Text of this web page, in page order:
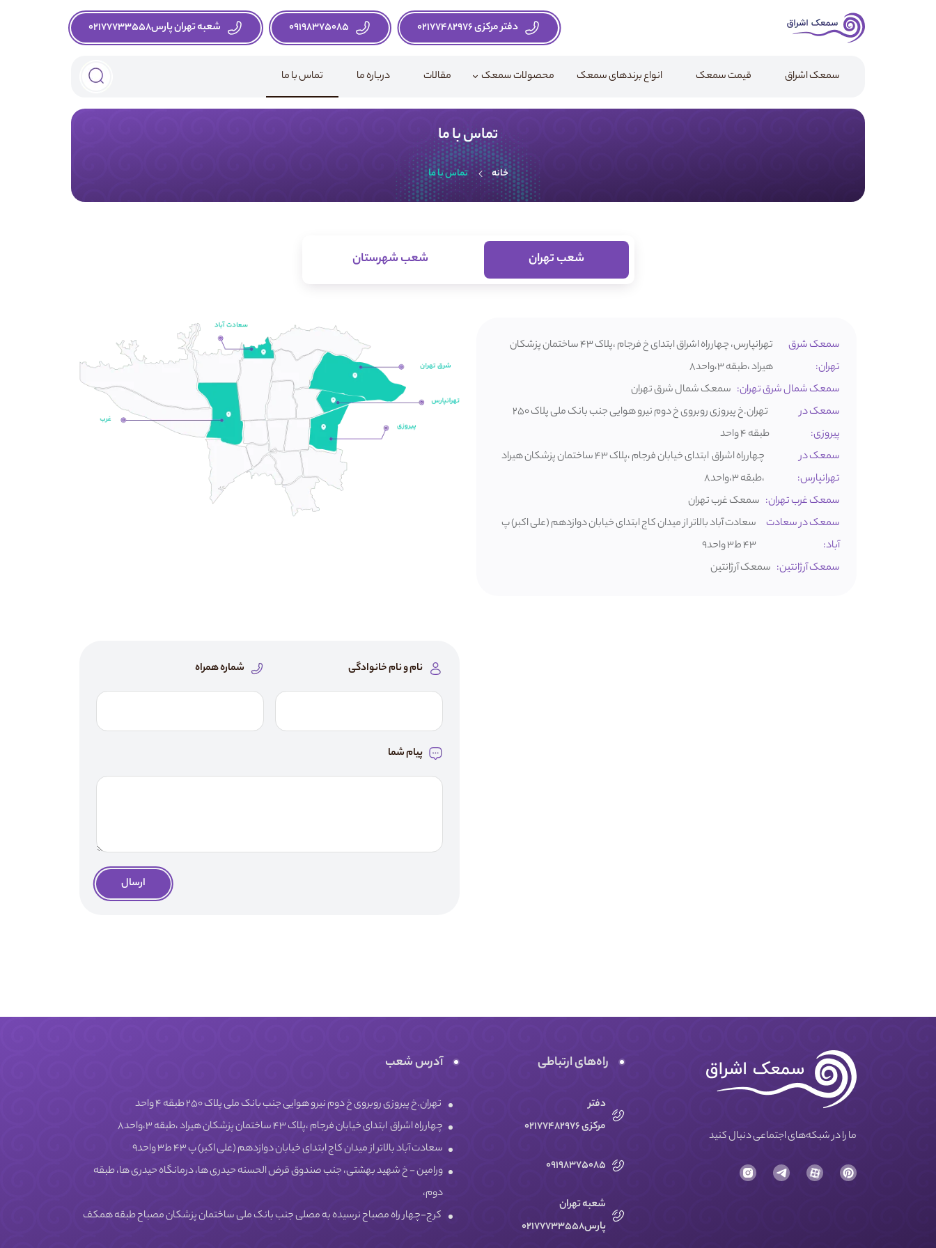
دفتر مرکزی 02177482976 09198375085 شعبه تهران پارس02177733558
سمعک اشراق قیمت سمعک انواع برندهای سمعک محصولات سمعک مقالات درباره ما تماس با ما
تماس با ما
خانه تماس با ما
شعب تهران شعب شهرستان
سمعک شرق
تهران:
تهرانپارس، چهارراه اشراق ابتدای خ فرجام ،پلاک ۴۳ ساختمان پزشکان
هیراد ،طبقه ۳،واحد۸
سمعک شمال شرق تهران: سمعک شمال شرق تهران
سمعک در
پیروزی:
تهران.خ پیروزی روبروی خ دوم نیرو هوایی جنب بانک ملی پلاک ۲۵۰
طبقه ۴ واحد
سمعک در
تهرانپارس:
چهارراه اشراق ابتدای خیابان فرجام ،پلاک ۴۳ ساختمان پزشکان هیراد
،طبقه ۳،واحد۸
سمعک غرب تهران: سمعک غرب تهران
سمعک در سعادت
آباد:
سعادت آباد بالاتر از میدان کاج ابتدای خیابان دوازدهم (علی اکبر) پ
۴۳ ط۳ واحد۹
سمعک آرژانتین: سمعک آرژانتین
نام و نام خانوادگی شماره همراه
پیام شما
ارسال
ما را در شبکه‌های اجتماعی دنبال کنید
راه‌های ارتباطی
دفتر
مرکزی 02177482976
09198375085
شعبه تهران
پارس02177733558
آدرس شعب
تهران.خ پیروزی روبروی خ دوم نیرو هوایی جنب بانک ملی پلاک ۲۵۰ طبقه ۴ واحد
چهارراه اشراق ابتدای خیابان فرجام ،پلاک ۴۳ ساختمان پزشکان هیراد ،طبقه ۳،واحد۸
سعادت آباد بالاتر از میدان کاج ابتدای خیابان دوازدهم (علی اکبر) پ ۴۳ ط۳ واحد۹
ورامین - خ شهید بهشتی، جنب صندوق قرض الحسنه حیدری ها، درمانگاه حیدری ها، طبقه
دوم،
کرج-چهار راه مصباح نرسیده به مصلی جنب بانک ملی ساختمان پزشکان مصباح طبقه همکف